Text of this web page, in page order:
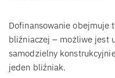
Dofinansowanie obejmuje
bliźniaczej – możliwe jest
samodzielny
jeden bliźniak.